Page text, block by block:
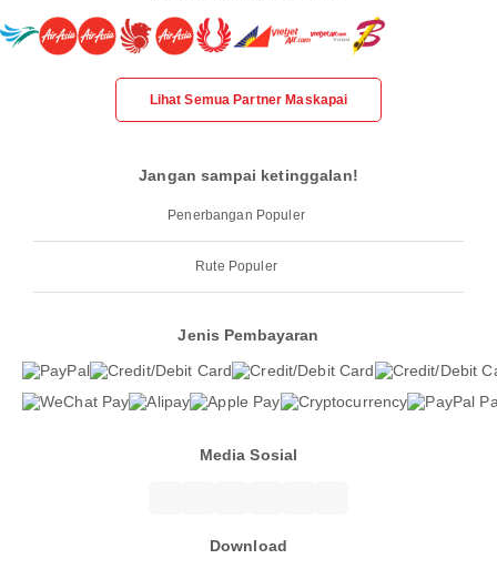
Lihat Semua Partner Maskapai
Jangan sampai ketinggalan!
Penerbangan Populer
Rute Populer
Jenis Pembayaran
Media Sosial
Download